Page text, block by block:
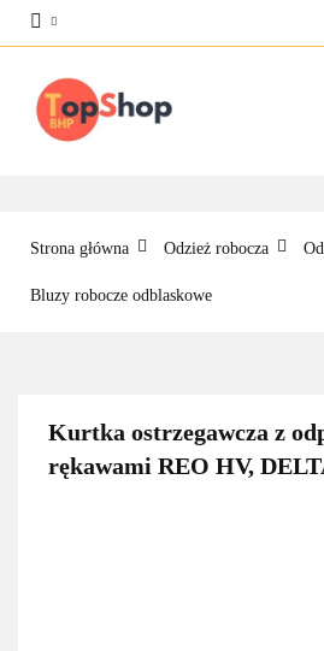
Strona główna Odzież robocza
Bluzy robocze odblaskowe
Kurtka ostrzegawcza z
rękawami REO HV,